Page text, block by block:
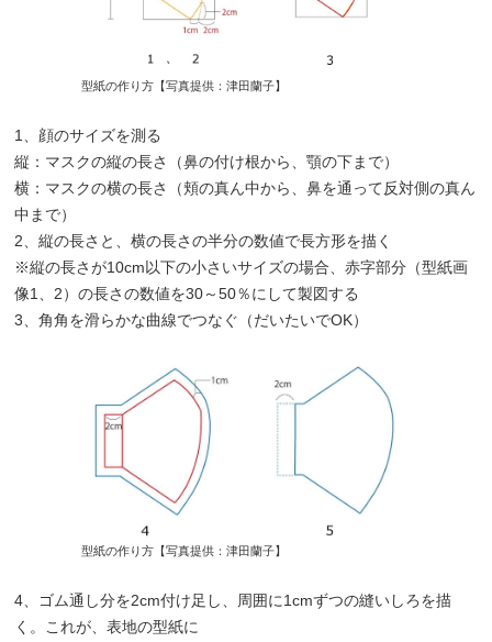
型紙の作り方【写真提供：津田蘭子】
1、顔のサイズを測る
縦：マスクの縦の長さ（鼻の付け根から、顎の下まで）
横：マスクの横の長さ（頬の真ん中から、鼻を通って反対側の真ん
中まで）
2、縦の長さと、横の長さの半分の数値で長方形を描く
※縦の長さが10cm以下の小さいサイズの場合、赤字部分（型紙画
像1、2）の長さの数値を30～50％にして製図する
3、角角を滑らかな曲線でつなぐ（だいたいでOK）
型紙の作り方【写真提供：津田蘭子】
4、ゴム通し分を2cm付け足し、周囲に1cmずつの縫いしろを描
く。これが、表地の型紙に